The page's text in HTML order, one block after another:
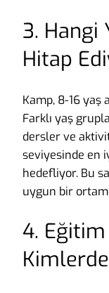
3. Hangi
Hitap
Kamp, 8-16 yaş
Farklı yaş
dersler ve
seviyesinde en
hedefliyor. Bu
uygun bir
4.